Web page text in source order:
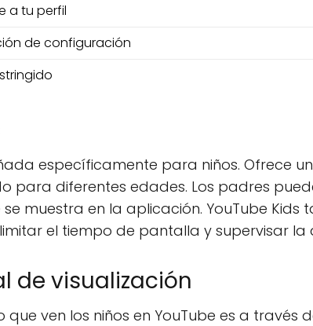
a tu perfil
de configuración
específicamente para niños. Ofrece
diferentes edades. Los padres
muestra en la aplicación. YouTube Kids
el tiempo de pantalla y supervisar la
de visualización
ven los niños en YouTube es a través